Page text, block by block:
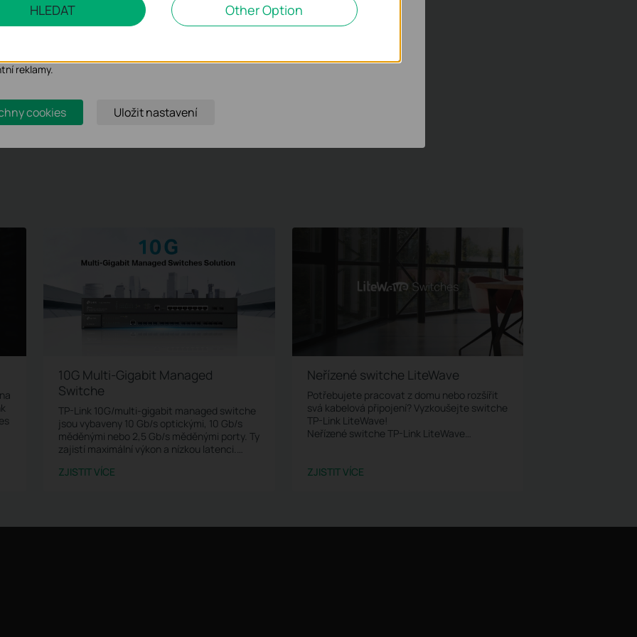
10G Multi-Gigabit Managed
Switche
TP-Link 10G/multi-gigabit managed switche
jsou vybaveny 10 Gb/s optickými, 10 Gb/s
měděnými nebo 2,5 Gb/s měděnými porty. Ty
zajistí maximální výkon a nízkou latenci.
přístupovým bodům, úložným serverům,
ZJISTIT VÍCE
Neřízené switche LiteWave
Potřebujete pracovat z domu nebo rozšířit
svá kabelová připojení? Vyzkoušejte switche
TP-Link LiteWave!
Neřízené switche TP-Link LiteWave
zapojit a začít používat!
ZJISTIT VÍCE
HLEDAT Other Option
nám umožňují analyzovat vaše aktivity na našich webových stránkách za účelem
reklamy.
cookies Uložit nastavení